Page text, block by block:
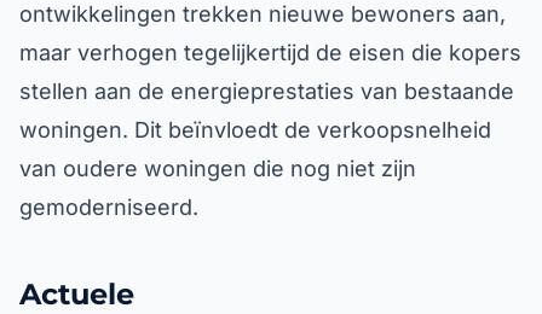
ontwikkelingen trekken nieuwe bewoners aan,
maar verhogen tegelijkertijd de eisen die kopers
stellen aan de energieprestaties van bestaande
woningen. Dit beïnvloedt de verkoopsnelheid
van oudere woningen die nog niet zijn
gemoderniseerd.
Actuele